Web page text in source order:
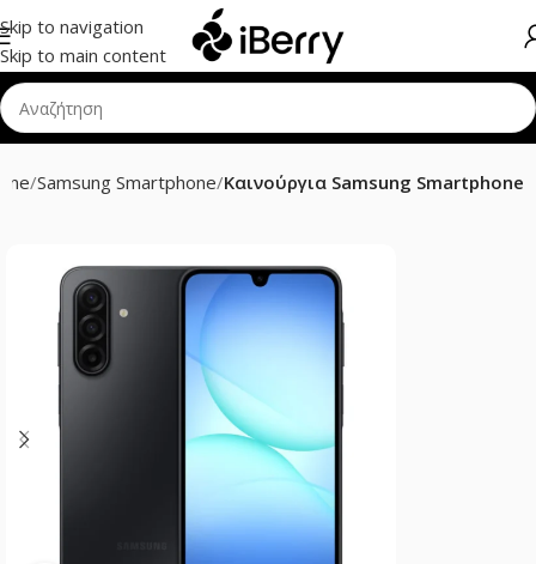
Skip to navigation
Skip to main content
Samsung Smartphone Καινούργια Samsung Smartphone